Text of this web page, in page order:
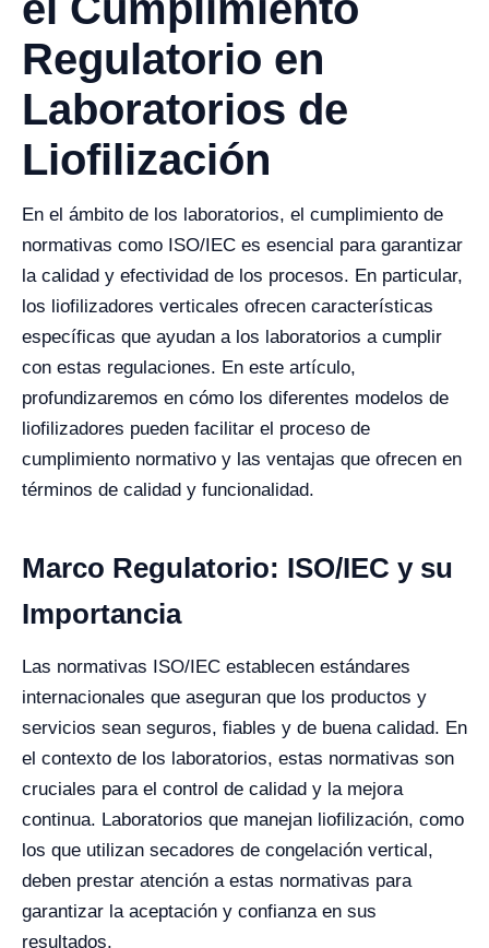
Regulatorio en
Laboratorios de
Liofilización
En el ámbito de los laboratorios, el cumplimiento de
normativas como ISO/IEC es esencial para garantizar
la calidad y efectividad de los procesos. En particular,
los liofilizadores verticales ofrecen características
específicas que ayudan a los laboratorios a cumplir
con estas regulaciones. En este artículo,
profundizaremos en cómo los diferentes modelos de
liofilizadores pueden facilitar el proceso de
cumplimiento normativo y las ventajas que ofrecen en
términos de calidad y funcionalidad.
Marco Regulatorio: ISO/IEC y su
Importancia
Las normativas ISO/IEC establecen estándares
internacionales que aseguran que los productos y
servicios sean seguros, fiables y de buena calidad. En
el contexto de los laboratorios, estas normativas son
cruciales para el control de calidad y la mejora
continua. Laboratorios que manejan liofilización, como
los que utilizan secadores de congelación vertical,
deben prestar atención a estas normativas para
garantizar la aceptación y confianza en sus
resultados.